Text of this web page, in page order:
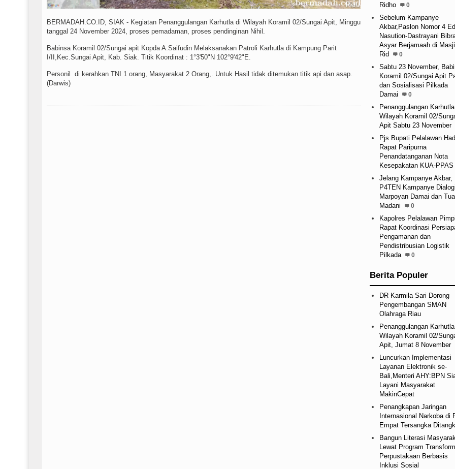
BERMADAH.CO.ID, SIAK - Kegiatan Penanggulangan Karhutla di Wilayah Koramil 02/Sungai Apit, Minggu
tanggal 24 November 2024, proses pemadaman, proses pendinginan Nihil.
Babinsa Koramil 02/Sungai apit Kopda A.Saifudin Melaksanakan Patroli Karhutla di Kampung Parit
I/II,Kec.Sungai Apit, Kab. Siak. Titik Koordinat : 1°3'50"N 102°9'42"E.
Personil di kerahkan TNI 1 orang, Masyarakat 2 Orang,. Untuk Hasil tidak ditemukan titik api dan asap.
(Darwis)
Ridho
0
Sebelum Kampanye
Akbar,Paslon Nomor 4
Nasution-Dastrayani
Asyar Berjamaah di
Rid
0
Sabtu 23 November,
Koramil 02/Sungai Apit
dan Sosialisasi Pilkada
Damai
0
Penanggulangan
Wilayah Koramil 02/
Apit Sabtu 23 November
Pjs Bupati Pelalawan
Rapat Paripurna
Penandatanganan Nota
Kesepakatan KUA-PPAS
Jelang Kampanye Akbar,
P4TEN Kampanye
Marpoyan Damai dan
Madani
0
Kapolres Pelalawan
Rapat Koordinasi
Pengamanan dan
Pendistribusian Logistik
Pilkada
0
Berita Populer
DR Karmila Sari Dorong
Pengembangan SMAN
Olahraga Riau
Penanggulangan
Wilayah Koramil 02/
Apit, Jumat 8 November
Luncurkan Implementasi
Layanan Elektronik se-
Bali,Menteri AHY:BPN
Layani Masyarakat
MakinCepat
Penangkapan Jaringan
Internasional Narkoba di
Empat Tersangka
Bangun Literasi
Lewat Program
Perpustakaan Berbasis
Inklusi Sosial